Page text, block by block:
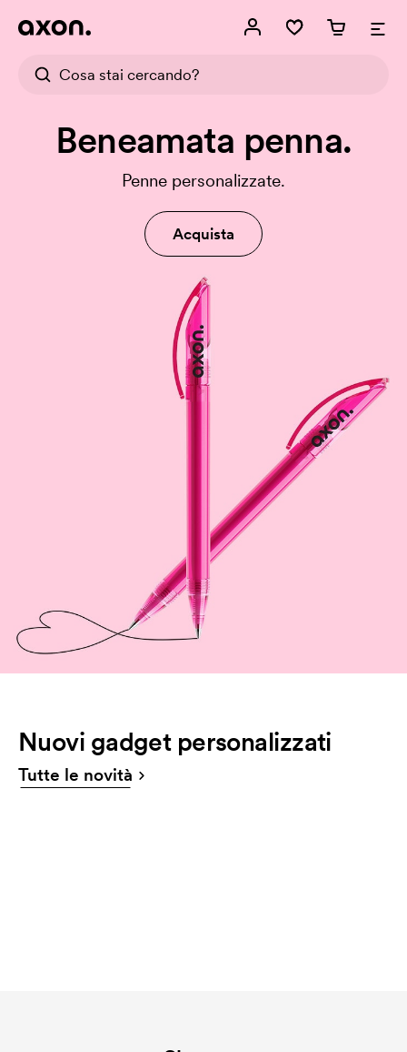
Beneamata penna.
Penne personalizzate.
Acquista
Nuovi gadget personalizzati
Tutte le novità